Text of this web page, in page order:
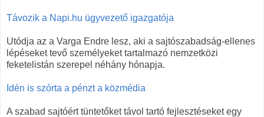
Távozik a Napi.hu ügyvezető igazgatója
Utódja az a Varga Endre lesz, aki a sajtószabadság-ellenes
lépéseket tevő személyeket tartalmazó nemzetközi
feketelistán szerepel néhány hónapja.
Idén is szórta a pénzt a közmédia
A szabad sajtóért tüntetőket távol tartó fejlesztéseket egy